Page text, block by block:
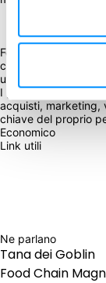
Food Chain
catena di fast food.
utilizzando un
I giocatori
acquisti, marketing,
Economico
Link utili
Ne parlano
Tana dei Goblin
Food Chain